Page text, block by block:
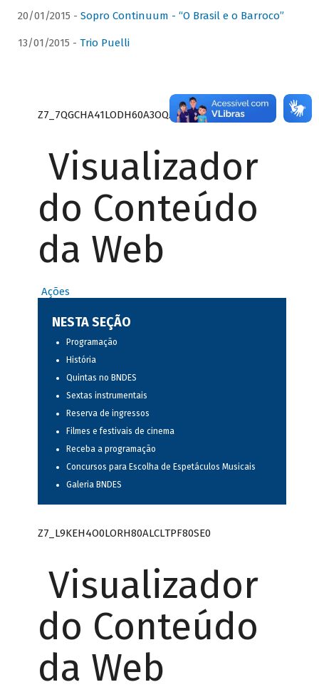
20/01/2015 - Sopro Continuum - “O Brasil e o Barroco”
13/01/2015 - Trio Puelli
Z7_7QGCHA41LODH60A3OQA8RN1415
Visualizador
do Conteúdo
da Web
Ações
NESTA SEÇÃO
Programação
História
Quintas no BNDES
Sextas instrumentais
Reserva de ingressos
Filmes e festivais de cinema
Receba a programação
Concursos para Escolha de Espetáculos Musicais
Galeria BNDES
Z7_L9KEH4O0LORH80ALCLTPF80SE0
Visualizador
do Conteúdo
da Web